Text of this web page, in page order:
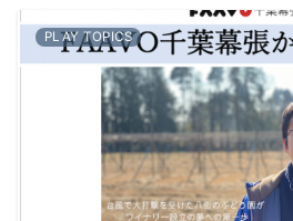
PLAY TOPICS